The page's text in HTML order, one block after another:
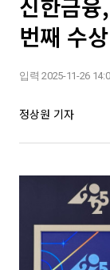
신한금
번째 수
입력 2025-11-26
정상원 기자